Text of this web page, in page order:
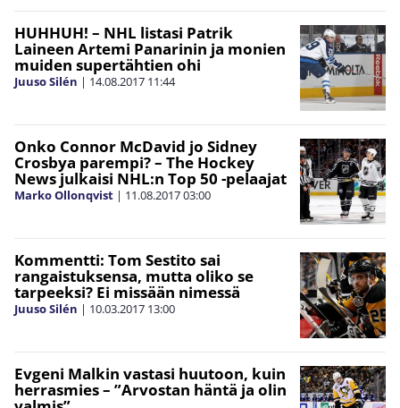
HUHHUH! – NHL listasi Patrik
Laineen Artemi Panarinin ja monien
muiden supertähtien ohi
Juuso Silén | 14.08.2017 11:44
Onko Connor McDavid jo Sidney
Crosbya parempi? – The Hockey
News julkaisi NHL:n Top 50 -pelaajat
Marko Ollonqvist | 11.08.201703:00
Kommentti: Tom Sestito sai
rangaistuksensa, mutta oliko se
tarpeeksi? Ei missään nimessä
Juuso Silén | 10.03.2017 13:00
Evgeni Malkin vastasi huutoon, kuin
herrasmies – ”Arvostan häntä ja olin